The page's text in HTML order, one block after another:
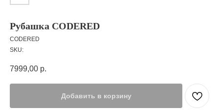
Рубашка CODERED
CODERED
SKU:
7999,00 р.
Добавить в корзину